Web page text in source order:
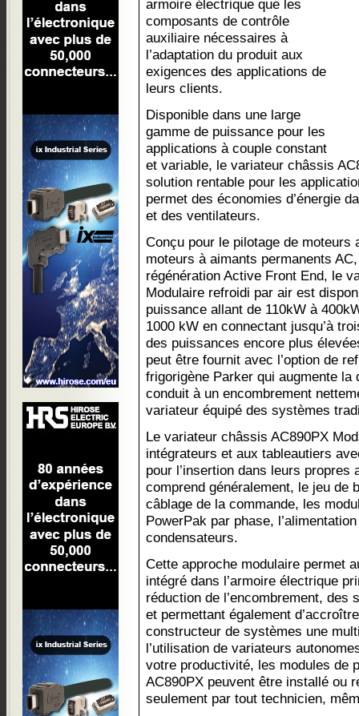
armoire électrique que les
composants de contrôle
auxiliaire nécessaires à
l’adaptation du produit aux
exigences des applications de
leurs clients.
Disponible dans une large
gamme de puissance pour les
applications à couple constant
et variable, le variateur châssis
solution rentable pour les
permet des économies d’énergie
et des ventilateurs.
Conçu pour le pilotage de moteurs
moteurs à aimants permanents
régénération Active Front End, le
Modulaire refroidi par air est
puissance allant de 110kW à
1000 kW en connectant jusqu’à
des puissances encore plus
peut être fournit avec l’option de
frigorigène Parker qui augmente
conduit à un encombrement
variateur équipé des systèmes
Le variateur châssis AC890PX
intégrateurs et aux tableautiers
pour l’insertion dans leurs propres
comprend généralement, le jeu de
câblage de la commande, les
PowerPak par phase,
condensateurs.
Cette approche modulaire permet
intégré dans l’armoire électrique
réduction de l’encombrement,
et permettant également
constructeur de systèmes une
l’utilisation de variateurs
votre productivité, les modules de
AC890PX peuvent être installé ou
seulement par tout technicien,